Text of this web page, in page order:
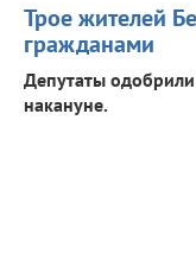
Трое жителей
гражданами
Депутаты
накануне.